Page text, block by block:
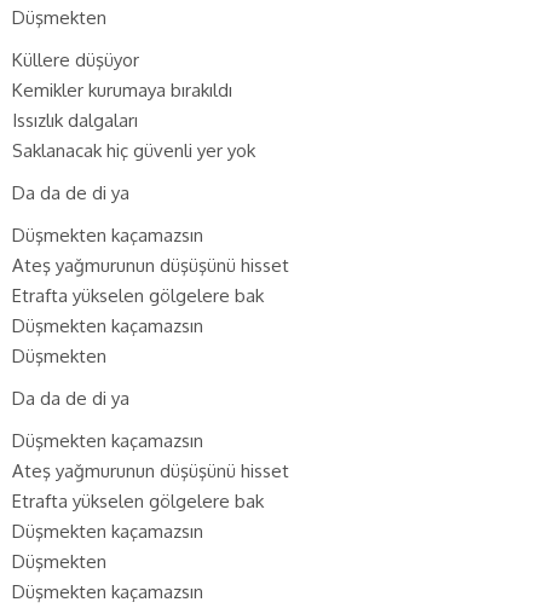
Düşmekten
Küllere düşüyor
Kemikler kurumaya bırakıldı
Issızlık dalgaları
Saklanacak hiç güvenli yer yok
Da da de di ya
Düşmekten kaçamazsın
Ateş yağmurunun düşüşünü hisset
Etrafta yükselen gölgelere bak
Düşmekten kaçamazsın
Düşmekten
Da da de di ya
Düşmekten kaçamazsın
Ateş yağmurunun düşüşünü hisset
Etrafta yükselen gölgelere bak
Düşmekten kaçamazsın
Düşmekten
Düşmekten kaçamazsın